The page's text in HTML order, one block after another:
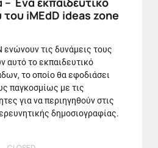
iMEdD ideas zone
ενώνουν τις δυνάμεις τους
αυτό το εκπαιδευτικό
το οποίο θα εφοδιάσει
παγκοσμίως με τις
για να περιηγηθούν στις
δημοσιογραφίας.